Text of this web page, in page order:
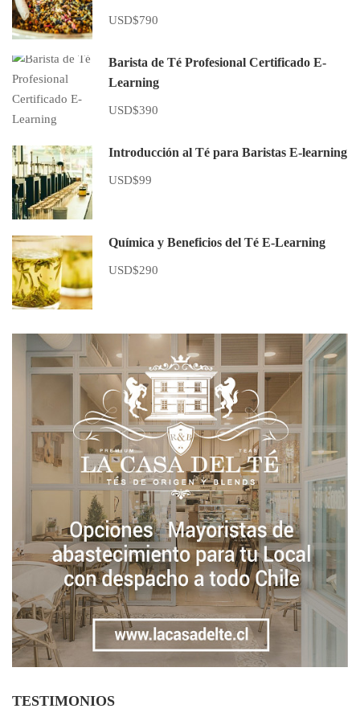
USD$790
Barista de Té Profesional Certificado E-
Learning
USD$390
Introducción al Té para Baristas E-learning
USD$99
Química y Beneficios del Té E-Learning
USD$290
TESTIMONIOS